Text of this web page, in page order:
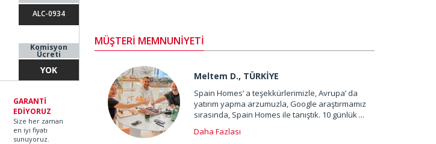
ALC-0934
Komisyon
Ücreti
YOK
GARANTİ
EDİYORUZ
Size her zaman
en iyi fiyatı
sunuyoruz.
MÜŞTERİ MEMNUNİYETİ
Meltem D., TÜRKİYE
Spain Homes’ a teşekkürlerimizle, Avrupa’ da
yatırım yapma arzumuzla, Google araştırmamız
sırasında, Spain Homes ile tanıştık. 10 günlük ...
Daha Fazlası